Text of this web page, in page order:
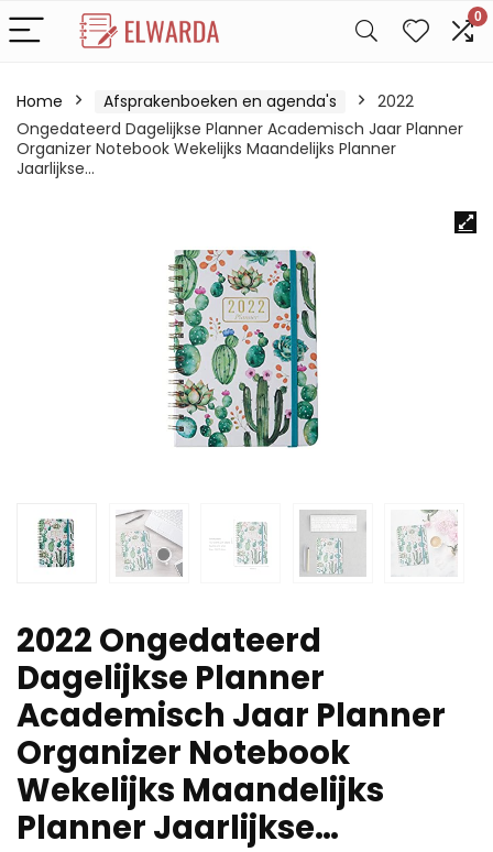
0
Home Afsprakenboeken en agenda's
2022
Ongedateerd Dagelijkse Planner Academisch Jaar Planner
Organizer Notebook Wekelijks Maandelijks Planner
Jaarlijkse…
2022 Ongedateerd
Dagelijkse Planner
Academisch Jaar Planner
Organizer Notebook
Wekelijks Maandelijks
Planner Jaarlijkse…